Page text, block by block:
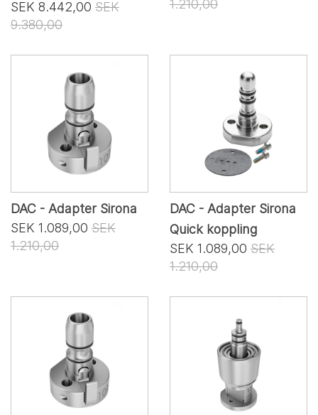
SEK 8.442,00 SEK
9.380,00
1.210,00
DAC - Adapter Sirona
SEK 1.089,00 SEK
1.210,00
DAC - Adapter Sirona
Quick koppling
SEK 1.089,00 SEK
1.210,00